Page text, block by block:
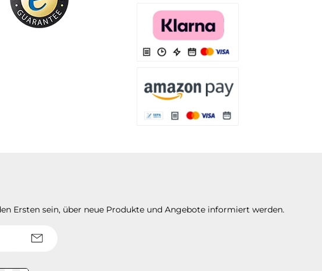
Ersten sein, über neue Produkte und Angebote informiert werden.